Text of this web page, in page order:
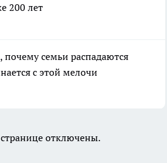
200 лет
почему семьи распадаются
с этой мелочи
отключены.